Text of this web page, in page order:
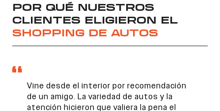
POR QUÉ NUESTROS
CLIENTES ELIGIERON EL
SHOPPING DE AUTOS
Vine desde el interior por recomendación
de un amigo. La variedad de autos y la
atención hicieron que valiera la pena el